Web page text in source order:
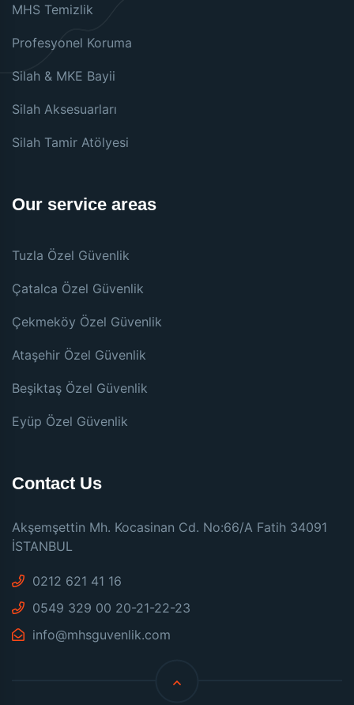
MHS Temizlik
Profesyonel Koruma
Silah & MKE Bayii
Silah Aksesuarları
Silah Tamir Atölyesi
Our service areas
Tuzla Özel Güvenlik
Çatalca Özel Güvenlik
Çekmeköy Özel Güvenlik
Ataşehir Özel Güvenlik
Beşiktaş Özel Güvenlik
Eyüp Özel Güvenlik
Contact Us
Akşemşettin Mh. Kocasinan Cd. No:66/A Fatih 34091
İSTANBUL
0212 621 41 16
0549 329 00 20-21-22-23
info@mhsguvenlik.com